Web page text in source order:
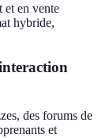
et en vente
hybride,
des forums de
et